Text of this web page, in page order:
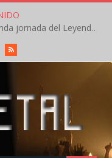
Crónica: Arch Enemy brilla en la segunda jornada del Leyendas del Rock – Jueves – Agosto 2026
RSS